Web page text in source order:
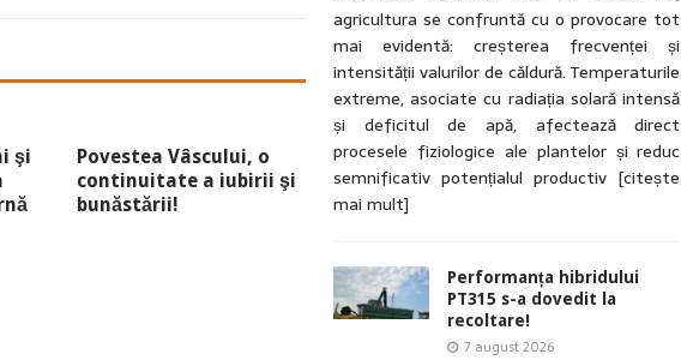
şi
Povestea Vâscului, o
continuitate a iubirii şi
bunăstării!
agricultura se confruntă cu o provocare tot
mai evidentă: creșterea frecvenței și
intensității valurilor de căldură. Temperaturile
extreme, asociate cu radiația solară intensă
și deficitul de apă, afectează direct
procesele fiziologice ale plantelor și reduc
semnificativ potențialul productiv [citește
mai mult]
Performanța hibridului
PT315 s-a dovedit la
recoltare!
7 august 2026